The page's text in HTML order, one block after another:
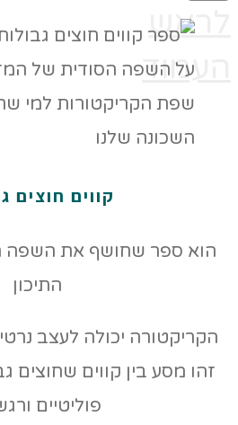
לראש
העמוד
קווים חוצים
הוא ספר שחושף את השפה
התיכון
הקריקטורה יכולה לעצב
זהו מסע בין קווים שחוצים
פוליטיים